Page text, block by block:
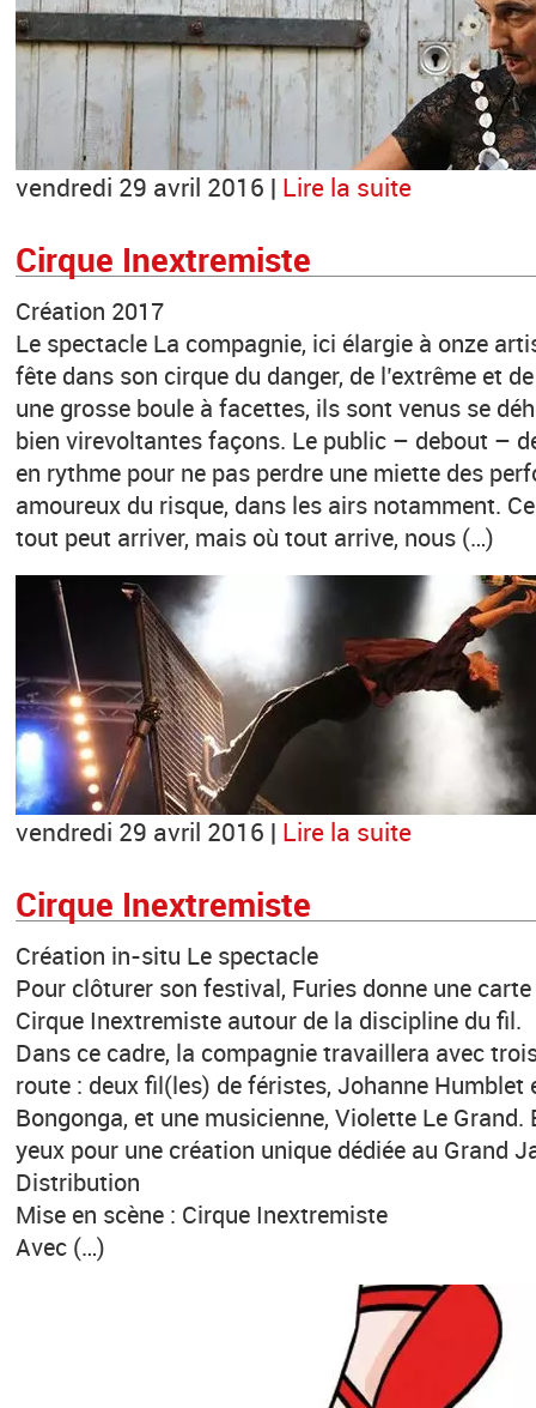
vendredi 29 avril 2016 | Lire la suite
Cirque Inextremiste
Création 2017
Le spectacle La compagnie, ici élargie à onze
fête dans son cirque du danger, de l’extrême et
une grosse boule à facettes, ils sont venus se
bien virevoltantes façons. Le public – debout –
en rythme pour ne pas perdre une miette des
amoureux du risque, dans les airs notamment.
tout peut arriver, mais où tout arrive, nous (…)
vendredi 29 avril 2016 | Lire la suite
Cirque Inextremiste
Création in-situ Le spectacle
Pour clôturer son festival, Furies donne une
Cirque Inextremiste autour de la discipline du fil.
Dans ce cadre, la compagnie travaillera avec
route : deux fil(les) de féristes, Johanne
Bongonga, et une musicienne, Violette Le
yeux pour une création unique dédiée au Grand
Distribution
Mise en scène : Cirque Inextremiste
Avec (…)